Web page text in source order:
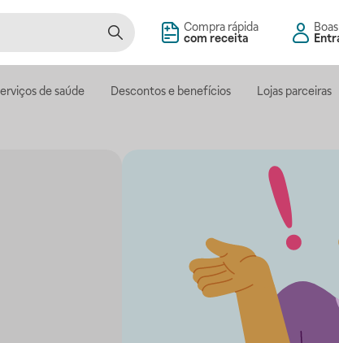
Compra rápida
com receita
de saúde Descontos e benefícios Lojas parceiras